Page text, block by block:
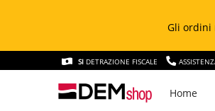
Gli ordini
SI DETRAZIONE FISCALE
Home